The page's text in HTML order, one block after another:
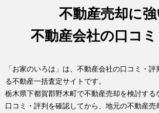
不動産売却に
不動産会社の口コミ
「お家のいろは」は、不動産会社の口コミ・評
る不動産一括査定サイトです。
栃木県下都賀郡野木町で不動産売却を検討する
口コミ・評判を確認してから、地元の不動産売